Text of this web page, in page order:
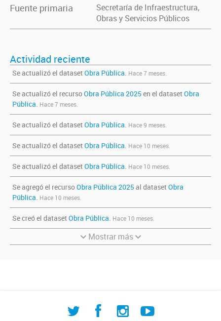
Fuente primaria
Secretaría de Infraestructura,
Obras y Servicios Públicos
Actividad reciente
Se actualizó el dataset Obra Pública. Hace 7 meses.
Se actualizó el recursoObra Pública 2025 en el dataset Obra
Pública. Hace 7 meses.
Se actualizó el dataset Obra Pública. Hace 9 meses.
Se actualizó el dataset Obra Pública. Hace 10 meses.
Se actualizó el dataset Obra Pública. Hace 10 meses.
Se agregó el recursoObra Pública 2025 al dataset Obra
Pública. Hace 10 meses.
Se creó el dataset Obra Pública. Hace 10 meses.
Mostrar más